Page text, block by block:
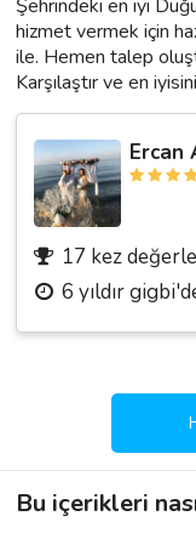
Şehrindeki en iyi
hizmet vermek için
ile. Hemen talep
Karşılaştır ve en
Ercan
17 kez
6 yıldır
Bu içerikleri